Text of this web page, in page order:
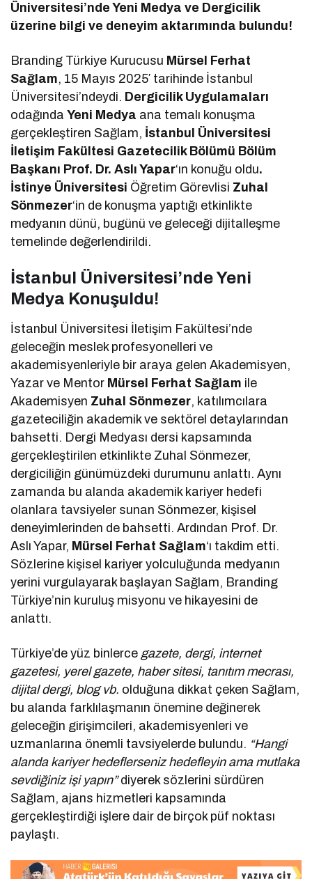
Üniversitesi’nde Yeni Medya ve Dergicilik
üzerine bilgi ve deneyim aktarımında bulundu!
Branding Türkiye Kurucusu Mürsel Ferhat
Sağlam, 15 Mayıs 2025′ tarihinde İstanbul
Üniversitesi’ndeydi. Dergicilik Uygulamaları
odağındaYeni Medya ana temalı konuşma
gerçekleştiren Sağlam, İstanbul Üniversitesi
İletişim Fakültesi Gazetecilik Bölümü Bölüm
Başkanı Prof. Dr. Aslı Yapar‘ın konuğu oldu.
İstinye Üniversitesi Öğretim Görevlisi Zuhal
Sönmezer‘in de konuşma yaptığı etkinlikte
medyanın dünü, bugünü ve geleceği dijitalleşme
temelinde değerlendirildi.
İstanbul Üniversitesi’nde Yeni
Medya Konuşuldu!
İstanbul Üniversitesi İletişim Fakültesi’nde
geleceğin meslek profesyonelleri ve
akademisyenleriyle bir araya gelen Akademisyen,
Yazar ve Mentor Mürsel Ferhat Sağlam ile
Akademisyen Zuhal Sönmezer, katılımcılara
gazeteciliğin akademik ve sektörel detaylarından
bahsetti. Dergi Medyası dersi kapsamında
gerçekleştirilen etkinlikte Zuhal Sönmezer,
dergiciliğin günümüzdeki durumunu anlattı. Aynı
zamanda bu alanda akademik kariyer hedefi
olanlara tavsiyeler sunan Sönmezer, kişisel
deneyimlerinden de bahsetti. Ardından Prof. Dr.
Aslı Yapar, Mürsel Ferhat Sağlam‘ı takdim etti.
Sözlerine kişisel kariyer yolculuğunda medyanın
yerini vurgulayarak başlayan Sağlam, Branding
Türkiye’nin kuruluş misyonu ve hikayesini de
anlattı.
Türkiye’de yüz binlerce gazete, dergi, internet
gazetesi, yerel gazete, haber sitesi, tanıtım mecrası,
dijital dergi, blog vb. olduğuna dikkat çeken Sağlam,
bu alanda farklılaşmanın önemine değinerek
geleceğin girişimcileri, akademisyenleri ve
uzmanlarına önemli tavsiyelerde bulundu. “Hangi
alanda kariyer hedeflerseniz hedefleyin ama mutlaka
sevdiğiniz işi yapın”diyerek sözlerini sürdüren
Sağlam, ajans hizmetleri kapsamında
gerçekleştirdiği işlere dair de birçok püf noktası
paylaştı.